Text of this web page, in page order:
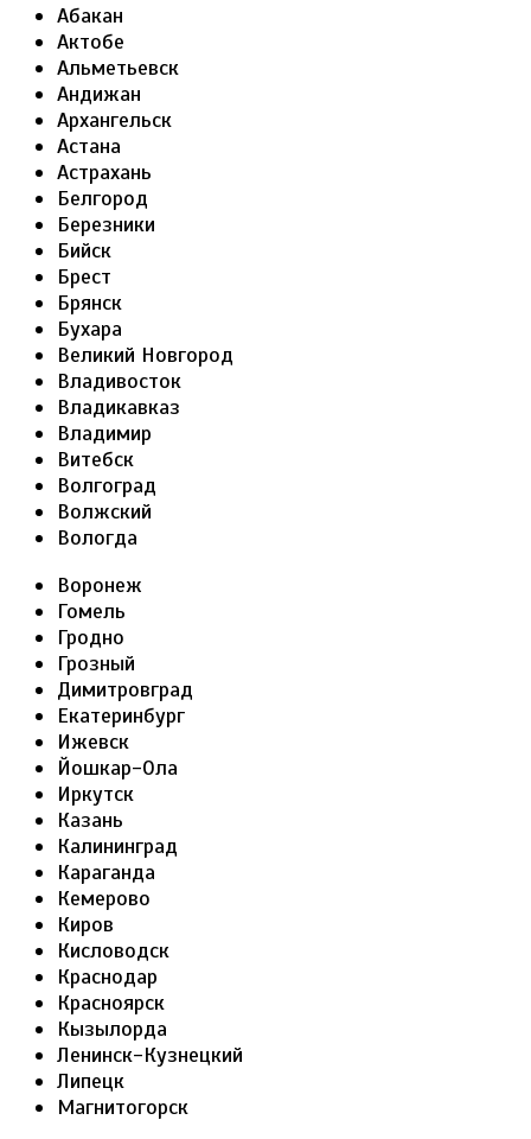
Абакан
Актобе
Альметьевск
Андижан
Архангельск
Астана
Астрахань
Белгород
Березники
Бийск
Брест
Брянск
Бухара
Великий Новгород
Владивосток
Владикавказ
Владимир
Витебск
Волгоград
Волжский
Вологда
Воронеж
Гомель
Гродно
Грозный
Димитровград
Екатеринбург
Ижевск
Йошкар-Ола
Иркутск
Казань
Калининград
Караганда
Кемерово
Киров
Кисловодск
Краснодар
Красноярск
Кызылорда
Ленинск-Кузнецкий
Липецк
Магнитогорск